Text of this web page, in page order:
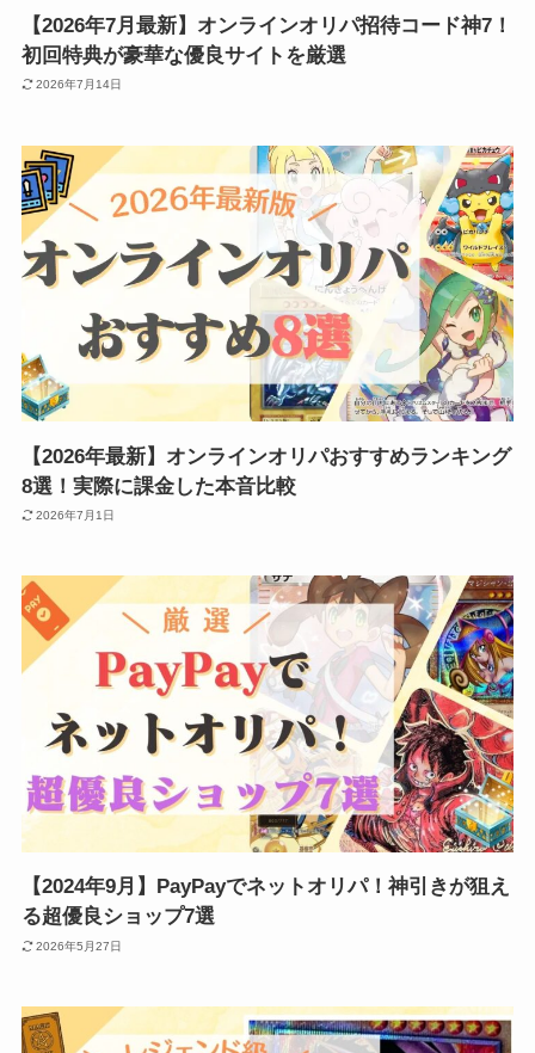
【2026年7月最新】オンラインオリパ招待コード神7！
初回特典が豪華な優良サイトを厳選
2026年7月14日
【2026年最新】オンラインオリパおすすめランキング
8選！実際に課金した本音比較
2026年7月1日
【2024年9月】PayPayでネットオリパ！神引きが狙え
る超優良ショップ7選
2026年5月27日